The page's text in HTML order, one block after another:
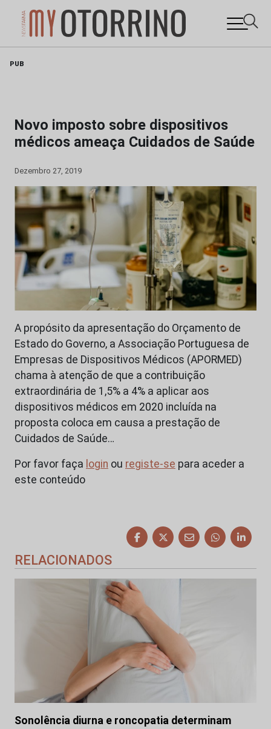
PUB
Novo imposto sobre dispositivos
médicos ameaça Cuidados de Saúde
Dezembro 27, 2019
A propósito da apresentação do Orçamento de
Estado do Governo, a Associação Portuguesa de
Empresas de Dispositivos Médicos (APORMED)
chama à atenção de que a contribuição
extraordinária de 1,5% a 4% a aplicar aos
dispositivos médicos em 2020 incluída na
proposta coloca em causa a prestação de
Cuidados de Saúde…
Por favor faça login ou registe-se para aceder a
este conteúdo
RELACIONADOS
Sonolência diurna e roncopatia determinam